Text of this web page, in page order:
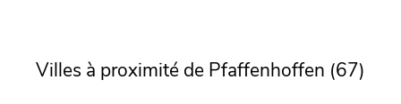
Villes à proximité de Pfaffenhoffen (67)